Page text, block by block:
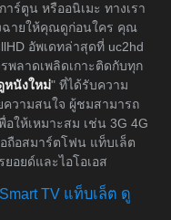
ร์ตูน หรืออนิเมะ ทางเรา
ฉายให้คุณดูก่อนใคร คุณ
อัพเดทล่าสุดที่ uc2hd
ลาดเพลิดเกาะติดกับทุก
หนังใหม่" ที่ได้รับความ
วามสนใจ ผู้ชมสามารถ
อให้เหมาะสม เช่น 3G 4G
ถือสมาร์ตโฟน แท็บเล็ต
อยด์และไอโอเอส
TV แท็บเล็ต ดู